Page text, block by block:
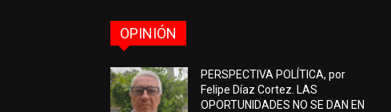
OPINIÓN
PERSPECTIVA POLÍTICA, por
Felipe Díaz Cortez. LAS
OPORTUNIDADES NO SE DAN EN